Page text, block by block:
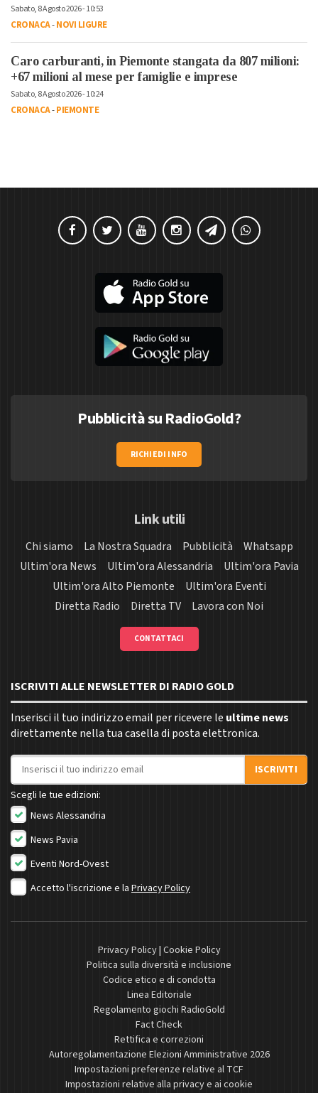
Sabato, 8 Agosto 2026 - 10:53
CRONACA-NOVI LIGURE
Caro carburanti, in Piemonte stangata da 807 milioni:
+67 milioni al mese per famiglie e imprese
Sabato, 8 Agosto 2026 - 10:24
CRONACA-PIEMONTE
Pubblicità su RadioGold?
RICHIEDI INFO
Link utili
Chi siamo La Nostra Squadra Pubblicità
Whatsapp
Ultim'ora News
Ultim'ora Alessandria
Ultim'ora Pavia
Ultim'ora Alto Piemonte
Ultim'ora Eventi
Diretta Radio
Diretta TV Lavora con Noi
CONTATTACI
ISCRIVITI ALLE NEWSLETTER DI RADIO GOLD
Inserisci il tuo indirizzo email per ricevere le ultime news
direttamente nella tua casella di posta elettronica.
Indirizzo email
ISCRIVITI
Scegli le tue edizioni:
News Alessandria
News Pavia
Eventi Nord-Ovest
Accetto l'iscrizione e la Privacy Policy
Privacy Policy| Cookie Policy
Politica sulla diversità e inclusione
Codice etico e di condotta
Linea Editoriale
Regolamento giochi RadioGold
Fact Check
Rettifica e correzioni
Autoregolamentazione Elezioni Amministrative 2026
Impostazioni preferenze relative al TCF
Impostazioni relative alla privacy e ai cookie